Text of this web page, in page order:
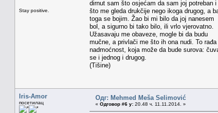
Stay positive.
dirnut sam što osjećam da sam joj potreban i
što me gleda drukčije nego ikoga drugog, a
toga se bojim. Žao bi mi bilo da joj nanesem
bol, a sigurno bi tako bilo, ili vrlo vjerovatno.
Užasavaju me obaveze, mogle bi da budu
mučne, a privlači me što ih ona nudi. To rađa
nadmoćnost, koja može da bude surova:
se i jednog i drugog.
(Tišine)
Iris-Amor
посетилац
Одг: Mehmed Meša Selimović
« Одговор #6 у: 20.48 ч. 11.11.2014. »